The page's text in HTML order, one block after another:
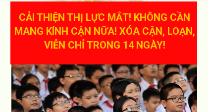
CẢI THIỆN THỊ LỰC MẮT! KHÔNG CẦN
MANG KÍNH CẬN NỮA! XÓA CẬN, LOẠN,
VIỄN CHỈ TRONG 14 NGÀY!